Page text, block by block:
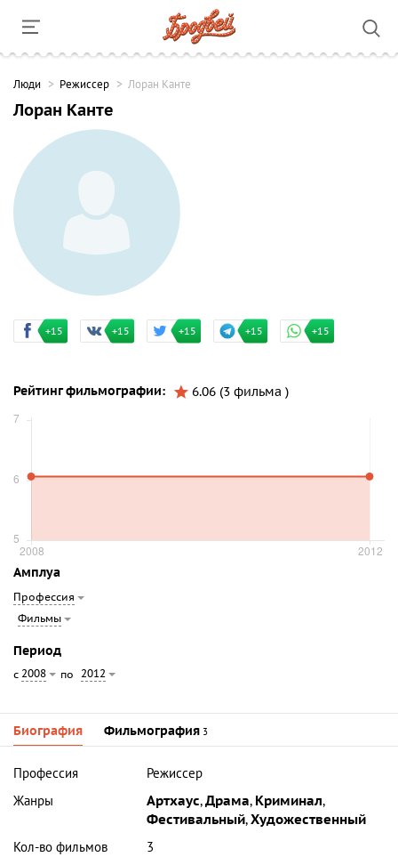
Люди Режиссер Лоран Канте
Лоран Канте
+15 +15 +15 +15 +15
Рейтинг фильмографии: 6.06 (3 фильма )
Амплуа
Профессия
Фильмы
Период
с 2008 по 2012
Биография Фильмография 3
Профессия
Режиссер
Жанры
Артхаус,Драма, Криминал,
Фестивальный,Художественный
Кол-во фильмов
3